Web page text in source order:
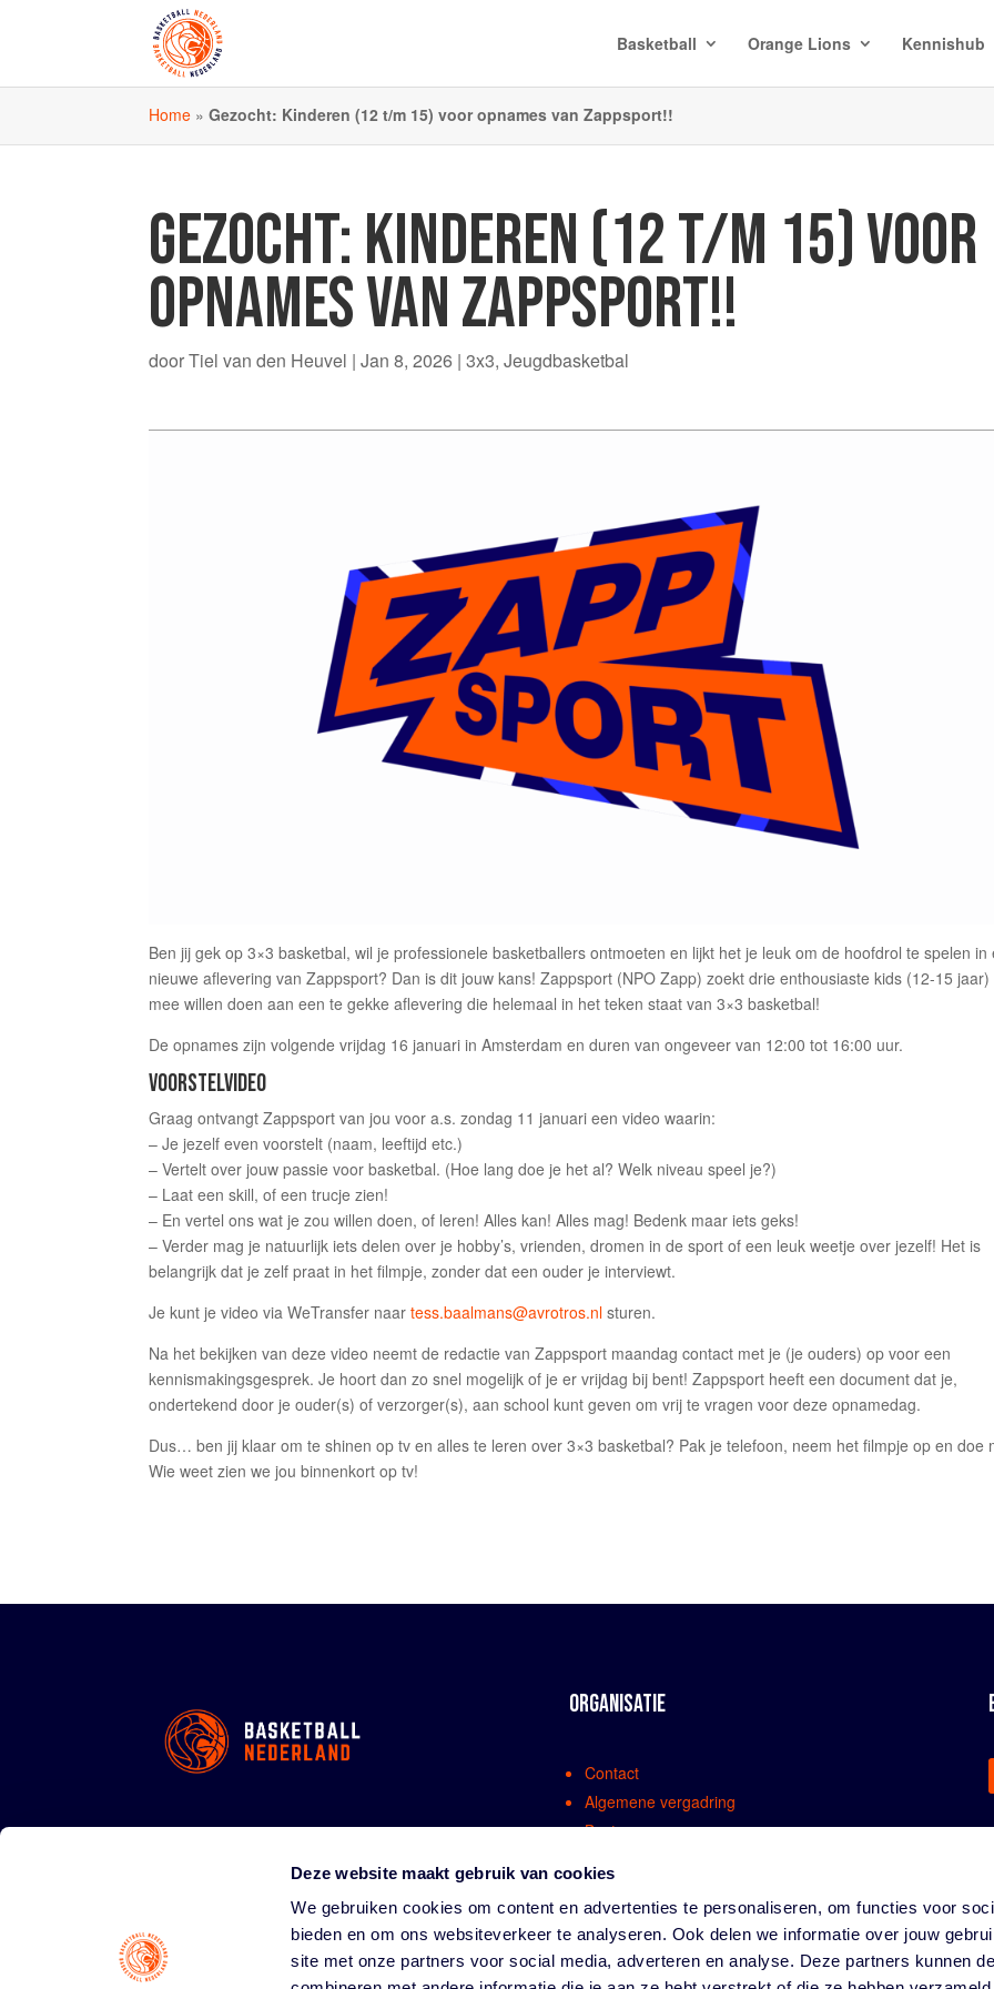
Deze website maakt gebruik van cookies
We gebruiken cookies om content en advertenties te personaliseren, om functies voor
bieden en om ons websiteverkeer te analyseren. Ook delen we informatie over jouw
site met onze partners voor social media, adverteren en analyse. Deze partners kunnen
Basketball Orange Lions Kennishub
Home »Gezocht: Kinderen (12 t/m 15) voor opnames van Zappsport!!
GEZOCHT: KINDEREN (12 T/M 15) VOOR
OPNAMES VAN ZAPPSPORT!!
doorTiel van den Heuvel |Jan 8, 2026 |3x3,Jeugdbasketbal
Ben jij gek op 3×3 basketbal, wil je professionele basketballers ontmoeten en lijkt het je leuk om de hoofdrol te spelen in
nieuwe aflevering van Zappsport? Dan is dit jouw kans! Zappsport (NPO Zapp) zoekt drie enthousiaste kids (12-15 jaar)
mee willen doen aan een te gekke aflevering die helemaal in het teken staat van 3×3 basketbal!
De opnames zijn volgende vrijdag 16 januari in Amsterdam en duren van ongeveer van 12:00 tot 16:00 uur.
VOORSTELVIDEO
Graag ontvangt Zappsport van jou voor a.s. zondag 11 januari een video waarin:
– Je jezelf even voorstelt (naam, leeftijd etc.)
– Vertelt over jouw passie voor basketbal. (Hoe lang doe je het al? Welk niveau speel je?)
– Laat een skill, of een trucje zien!
– En vertel ons wat je zou willen doen, of leren! Alles kan! Alles mag! Bedenk maar iets geks!
– Verder mag je natuurlijk iets delen over je hobby’s, vrienden, dromen in de sport of een leuk weetje over jezelf! Het is
belangrijk dat je zelf praat in het filmpje, zonder dat een ouder je interviewt.
Je kunt je video via WeTransfer naartess.baalmans@avrotros.nl sturen.
Na het bekijken van deze video neemt de redactie van Zappsport maandag contact met je (je ouders) op voor een
kennismakingsgesprek. Je hoort dan zo snel mogelijk of je er vrijdag bij bent! Zappsport heeft een document dat je,
ondertekend door je ouder(s) of verzorger(s), aan school kunt geven om vrij te vragen voor deze opnamedag.
Dus… ben jij klaar om te shinen op tv en alles te leren over 3×3 basketbal? Pak je telefoon, neem het filmpje op en doe
Wie weet zien we jou binnenkort op tv!
ORGANISATIE
Contact
Algemene vergadring
Bestuur
Bondsreglementen
Klachtenregeling
Partners